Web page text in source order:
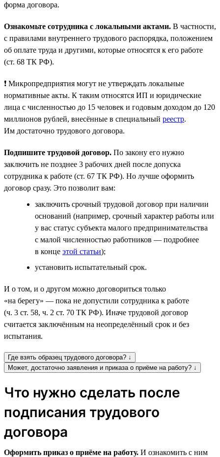
форма договора.
Ознакомьте сотрудника с локальными актами. В частности,
с правилами внутреннего трудового распорядка, положением
об оплате труда и другими, которые относятся к его работе
(ст. 68 ТК РФ).
❗ Микропредприятия могут не утверждать локальные
нормативные акты. К таким относятся ИП и юридические
лица с численностью до 15 человек и годовым доходом до 120
миллионов рублей, внесённые в специальный реестр.
Им достаточно трудового договора.
Подпишите трудовой договор. По закону его нужно
заключить не позднее 3 рабочих дней после допуска
сотрудника к работе (ст. 67 ТК РФ). Но лучше оформить
договор сразу. Это позволит вам:
заключить срочный трудовой договор при наличии
оснований (например, срочный характер работы или
у вас статус субъекта малого предпринимательства
с малой численностью работников — подробнее
в конце этой статьи);
установить испытательный срок.
И о том, и о другом можно договориться только
«на берегу» — пока не допустили сотрудника к работе
(ч. 3 ст. 58, ч. 2 ст. 70 ТК РФ). Иначе трудовой договор
считается заключённым на неопределённый срок и без
испытания.
Где взять образец трудового договора? ↓
Может, достаточно заявления и приказа о приёме на работу? ↓
Что нужно сделать после
подписания трудового
договора
Оформить приказ о приёме на работу. И ознакомить с ним